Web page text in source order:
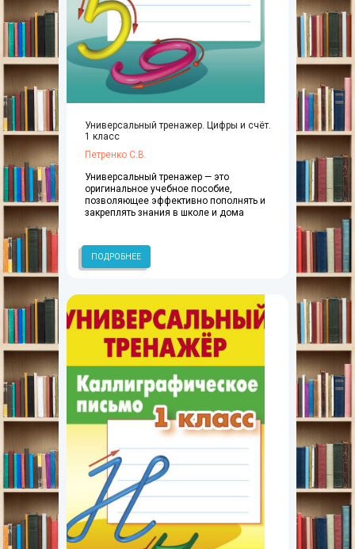
Универсальный тренажер. Цифры и счёт.
1 класс
Петренко С.В.
Универсальный тренажер — это
оригинальное учебное пособие,
позволяющее эффективно пополнять и
закреплять знания в школе и дома
ПОДРОБНЕЕ